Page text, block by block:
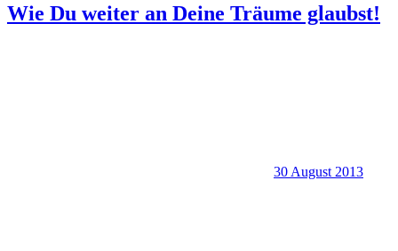
Wie Du weiter an Deine Träume glaubst!
30 August 2013